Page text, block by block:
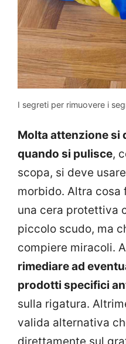
I segreti per rimuovere i
Molta attenzione si
quando si pulisce,
scopa, si deve
morbido. Altra cosa
una cera protettiva
piccolo scudo, ma
compiere miracoli.
rimediare ad
prodotti specifici
sulla rigatura.
valida alternativa
direttamente sul